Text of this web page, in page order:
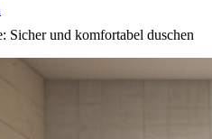
Sicher und komfortabel duschen